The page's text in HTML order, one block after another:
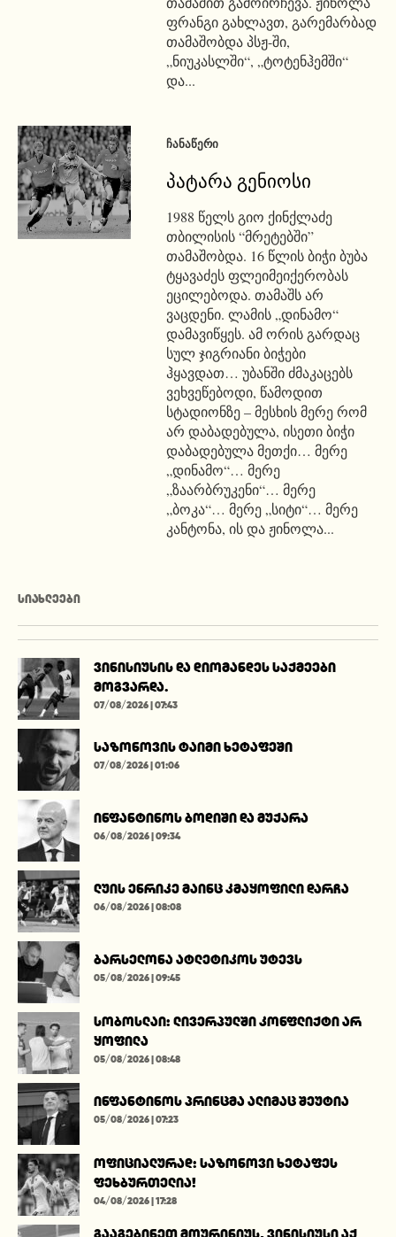
ფრანგი გახლავთ, გარემარბად
თამაშობდა პსჟ-ში,
„ნიუკასლში“, „ტოტენჰემში“
და...
ᲩᲐᲜᲐᲬᲔᲠᲘ
პატარა გენიოსი
1988 წელს გიო ქინქლაძე
თბილისის “მრეტებში”
თამაშობდა. 16 წლის ბიჭი ბუბა
ტყავაძეს ფლეიმეიქერობას
ეცილებოდა. თამაშს არ
ვაცდენი. ლამის „დინამო“
დამავიწყეს. ამ ორის გარდაც
სულ ჯიგრიანი ბიჭები
ჰყავდათ… უბანში ძმაკაცებს
ვეხვეწებოდი, წამოდით
სტადიონზე – მესხის მერე რომ
არ დაბადებულა, ისეთი ბიჭი
დაბადებულა მეთქი… მერე
„დინამო“… მერე
„ზაარბრუკენი“… მერე
„ბოკა“… მერე „სიტი“… მერე
კანტონა, ის და ჟინოლა...
ᲡᲘᲐᲮᲚᲔᲔᲑᲘ
ვინისიუსის და დიომანდეს საქმეები
მოგვარდა.
07/08/2026 | 07:43
საზონოვის ტაიმი ხეტაფეში
07/08/2026 | 01:06
ინფანტინოს ბოდიში და მუქარა
06/08/2026 | 09:34
ლუის ენრიკე მაინც კმაყოფილი დარჩა
06/08/2026 | 08:08
ბარსელონა ატლეტიკოს უტევს
05/08/2026 | 09:45
სობოსლაი: ლივერპულში კონფლიქტი არ
ყოფილა
05/08/2026 | 08:48
ინფანტინოს პრინცმა ალიმაც შეუტია
05/08/2026 | 07:23
ოფიციალურად: საზონოვი ხეტაფეს
ფეხბურთელია!
04/08/2026 | 17:28